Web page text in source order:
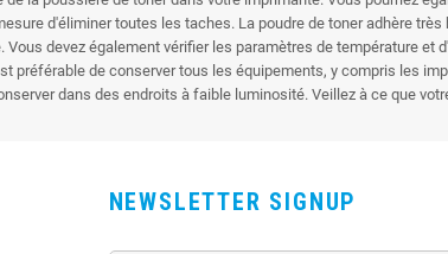
d'éliminer toutes les taches. La poudre de toner adhère
Vous devez également vérifier les paramètres de température
préférable de conserver tous les équipements, y compris les
dans des endroits à faible luminosité. Veillez à ce que
NEWSLETTER SIGNUP